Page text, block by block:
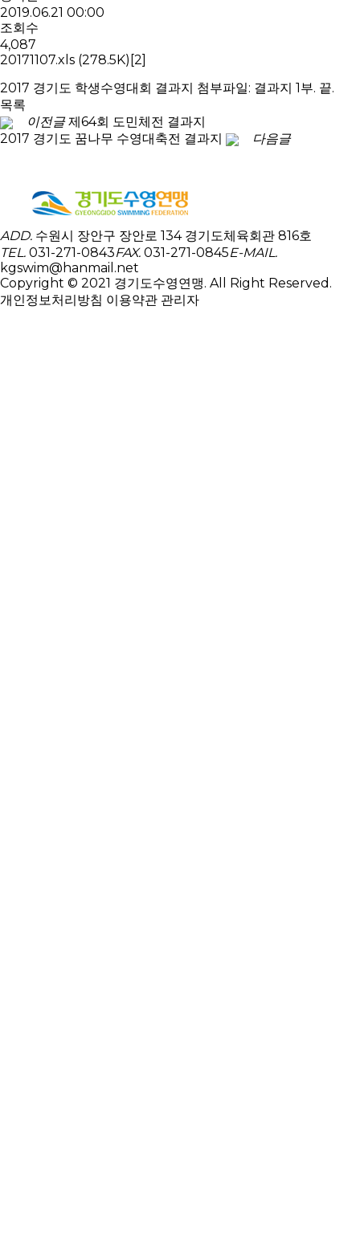
2019.06.21 00:00
조회수
4,087
20171107.xls (278.5K) [2]
2017 경기도 학생수영대회 결과지 첨부파일: 결과지 1부. 끝.
목록
이전글 제64회 도민체전 결과지
2017 경기도 꿈나무 수영대축전 결과지
다음글
ADD. 수원시 장안구 장안로 134 경기도체육회관 816호
TEL. 031-271-0843FAX. 031-271-0845E-MAIL.
kgswim@hanmail.net
Copyright © 2021 경기도수영연맹. All Right Reserved.
개인정보처리방침 이용약관 관리자